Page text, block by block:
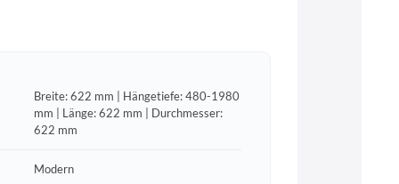
Breite: 622 mm | Hängetiefe: 480-1980
mm | Länge: 622 mm | Durchmesser:
622 mm
Modern